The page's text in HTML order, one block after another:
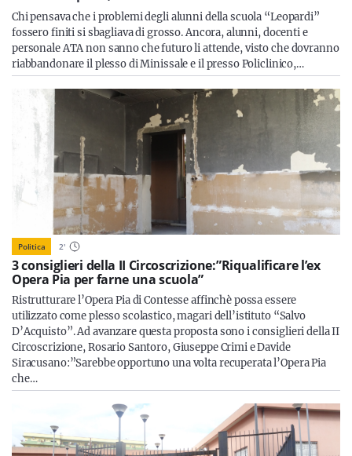
Servizi
Resta sempre aggiornato con le ultime news, iscriviti alla
nostra newsletter
Iscriviti
Chi pensava che i problemi degli alunni della scuola “Leopardi”
fossero finiti si sbagliava di grosso. Ancora, alunni, docenti e
personale ATA non sanno che futuro li attende, visto che dovranno
riabbandonare il plesso di Minissale e il presso Policlinico,…
Politica 2'
3 consiglieri della II Circoscrizione:”Riqualificare l’ex
Opera Pia per farne una scuola”
Ristrutturare l’Opera Pia di Contesse affinchè possa essere
utilizzato come plesso scolastico, magari dell’istituto “Salvo
D’Acquisto”. Ad avanzare questa proposta sono i consiglieri della II
Circoscrizione, Rosario Santoro, Giuseppe Crimi e Davide
Siracusano:”Sarebbe opportuno una volta recuperata l’Opera Pia
che…